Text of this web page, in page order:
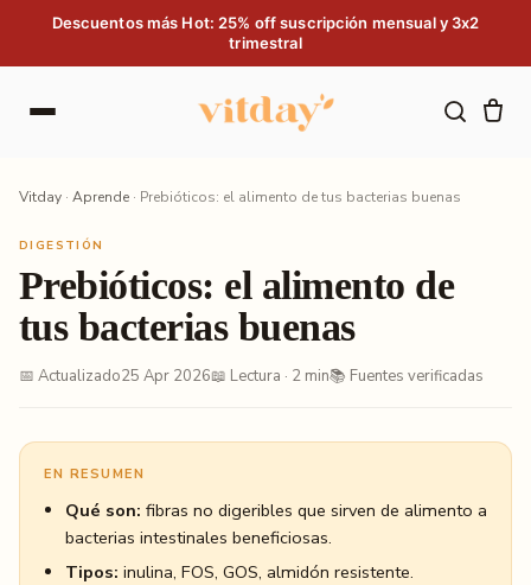
Saltar al contenido
Descuentos más Hot: 25% off suscripción mensual y 3x2
trimestral
Vitday · Aprende · Prebióticos: el alimento de tus bacterias buenas
DIGESTIÓN
Prebióticos: el alimento de
tus bacterias buenas
📅 Actualizado25 Apr 2026📖 Lectura · 2 min📚 Fuentes verificadas
EN RESUMEN
Qué son: fibras no digeribles que sirven de alimento a
bacterias intestinales beneficiosas.
Tipos: inulina, FOS, GOS, almidón resistente.